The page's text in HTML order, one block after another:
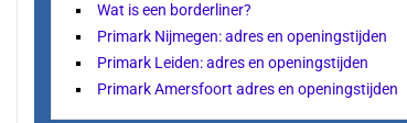
Wat is een borderliner?
Primark Nijmegen: adres en openingstijden
Primark Leiden: adres en openingstijden
Primark Amersfoort adres en openingstijden